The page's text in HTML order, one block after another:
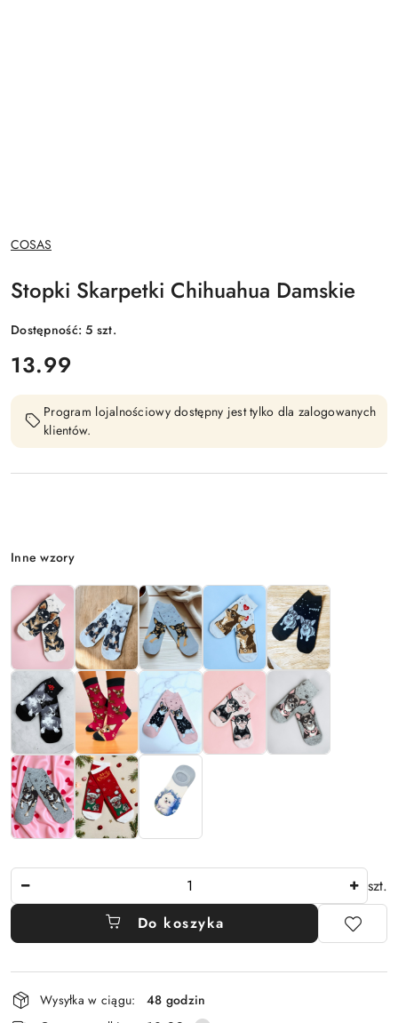
NAZWA
PRODUCENTA:
COSAS
Stopki Skarpetki Chihuahua Damskie
Dostępność:5 szt.
cena:
13.99
Program lojalnościowy dostępny jest tylko dla zalogowanych
klientów.
Wariant
Inne wzory
szt.
Do koszyka
Dostępność
i
Wysyłka w ciągu:
48 godzin